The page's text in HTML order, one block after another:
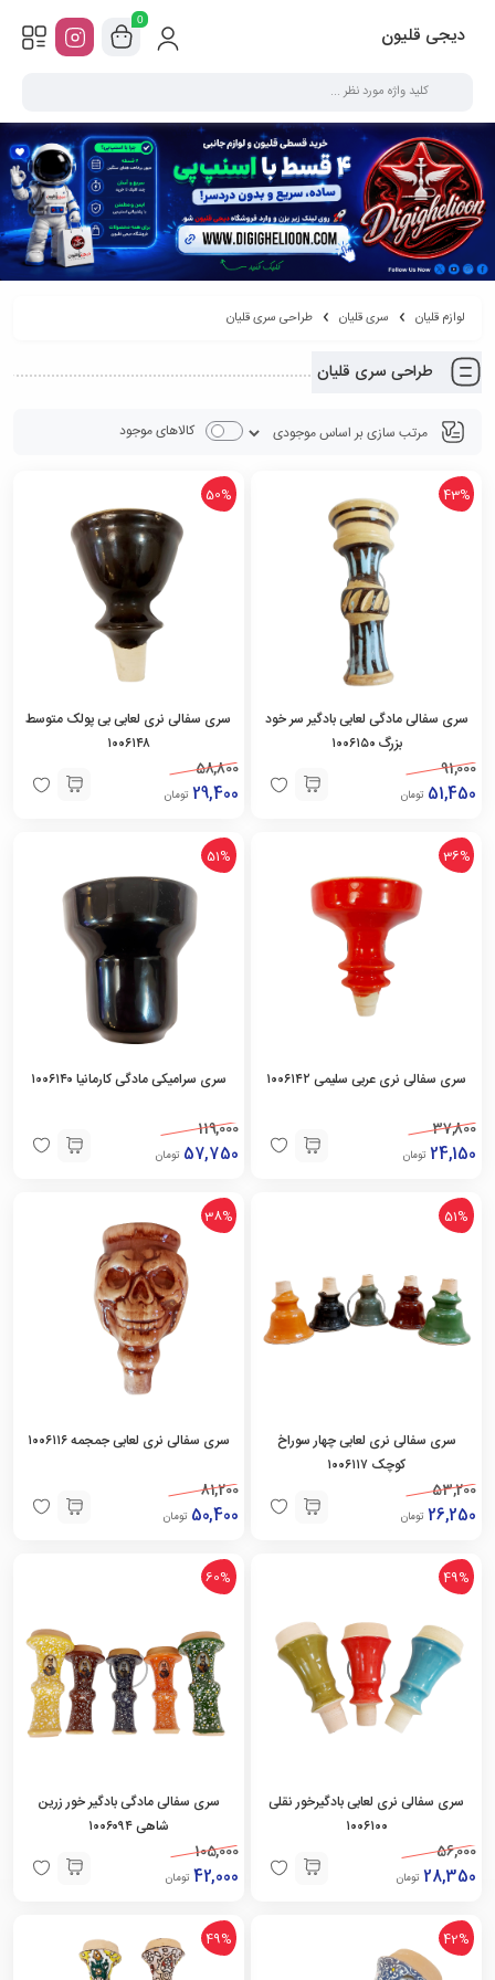
دیجی قلیون
0
لوازم قلیان سری قلیان طراحی سری قلیان
طراحی سری قلیان
کالاهای موجود
43%
سری سفالی مادگی لعابی بادگیر سر خود
بزرگ ۱۰۰۶۱۵۰
91,000
51,450 تومان
50%
سری سفالی نری لعابی بی پولک متوسط
۱۰۰۶۱۴۸
58,800
29,400 تومان
36%
سری سفالی نری عربی سلیمی ۱۰۰۶۱۴۲
37,800
24,150 تومان
51%
سری سرامیکی مادگی کارمانیا ۱۰۰۶۱۴۰
119,000
57,750 تومان
51%
سری سفالی نری لعابی چهار سوراخ
کوچک ۱۰۰۶۱۱۷
53,200
26,250 تومان
38%
سری سفالی نری لعابی جمجمه ۱۰۰۶۱۱۶
81,200
50,400 تومان
49%
سری سفالی نری لعابی بادگیرخور نقلی
۱۰۰۶۱۰۰
56,000
28,350 تومان
60%
سری سفالی مادگی بادگیر خور زرین
شاهی ۱۰۰۶۰۹۴
105,000
42,000 تومان
42%
49%